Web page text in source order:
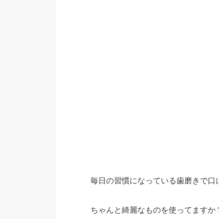
毎日の習慣になっている歯磨きで口
ちゃんと綺麗なものを使ってますか